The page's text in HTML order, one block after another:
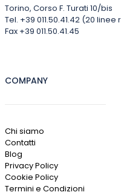
Torino, Corso F. Turati 10/bis
Tel. +39 011.50.41.42 (20 linee
Fax +39 011.50.41.45
COMPANY
Chi siamo
Contatti
Blog
Privacy Policy
Cookie Policy
Termini e Condizioni